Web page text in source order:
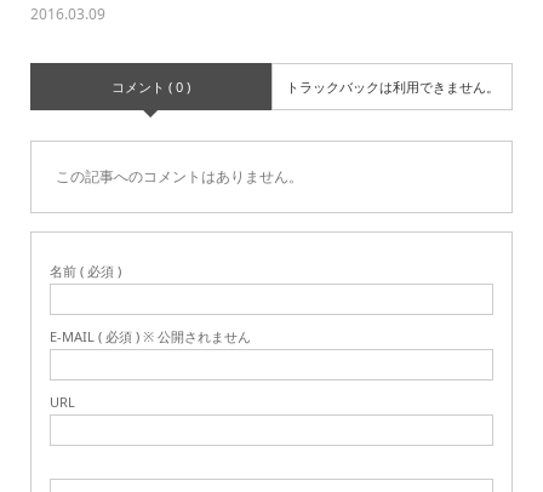
2016.03.09
コメント ( 0 ) トラックバックは利用できません。
この記事へのコメントはありません。
名前 ( 必須 )
E-MAIL ( 必須 ) ※ 公開されません
URL